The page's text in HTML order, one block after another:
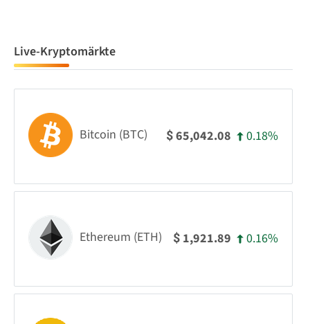
Live-Kryptomärkte
Bitcoin (BTC) $65,042.08 0.18%
Ethereum (ETH) $ 1,921.89 0.16%